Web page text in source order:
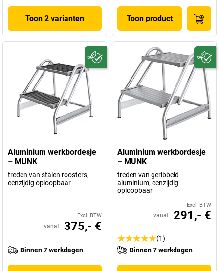
Toon 2 varianten Toon product
Aluminium werkbordesje
– MUNK
treden van stalen roosters,
eenzijdig oploopbaar
Excl. BTW
vanaf 375,- €
Binnen 7 werkdagen
Aluminium werkbordesje
– MUNK
treden van geribbeld
aluminium, eenzijdig
oploopbaar
Excl. BTW
vanaf 291,- €
(1)
Binnen 7 werkdagen